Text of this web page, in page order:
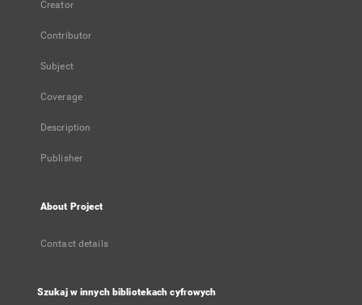
Creator
Contributor
Subject
Coverage
Description
Publisher
About Project
Contact details
Szukaj w innych bibliotekach cyfrowych